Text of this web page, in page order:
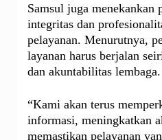
Samsul juga menekankan
integritas dan
pelayanan. Menurutnya,
layanan harus berjalan
dan akuntabilitas lembaga.
“Kami akan terus
informasi, meningkatkan
memastikan pelayanan